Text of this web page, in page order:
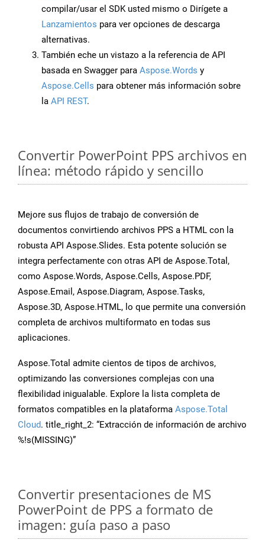
compilar/usar el SDK usted mismo o Dirígete a
Lanzamientos para ver opciones de descarga
alternativas.
También eche un vistazo a la referencia de API
basada en Swagger para Aspose.Words y
Aspose.Cells para obtener más información sobre
la API REST.
Convertir PowerPoint PPS archivos en
línea: método rápido y sencillo
Mejore sus flujos de trabajo de conversión de
documentos convirtiendo archivos PPS a HTML con la
robusta API Aspose.Slides. Esta potente solución se
integra perfectamente con otras API de Aspose.Total,
como Aspose.Words, Aspose.Cells, Aspose.PDF,
Aspose.Email, Aspose.Diagram, Aspose.Tasks,
Aspose.3D, Aspose.HTML, lo que permite una conversión
completa de archivos multiformato en todas sus
aplicaciones.
Aspose.Total admite cientos de tipos de archivos,
optimizando las conversiones complejas con una
flexibilidad inigualable. Explore la lista completa de
formatos compatibles en la plataforma Aspose.Total
Cloud. title_right_2: “Extracción de información de archivo
%!s(MISSING)”
Convertir presentaciones de MS
PowerPoint de PPS a formato de
imagen: guía paso a paso